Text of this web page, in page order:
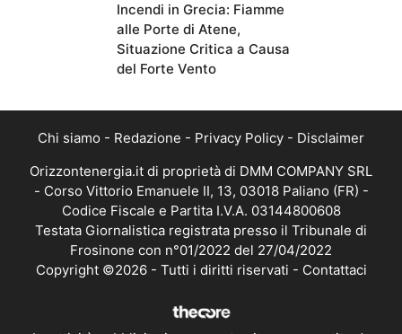
Incendi in Grecia: Fiamme
alle Porte di Atene,
Situazione Critica a Causa
del Forte Vento
Chi siamo - Redazione - Privacy Policy - Disclaimer
Orizzontenergia.it di proprietà di DMM COMPANY SRL
- Corso Vittorio Emanuele II, 13, 03018 Paliano (FR) -
Codice Fiscale e Partita I.V.A. 03144800608
Testata Giornalistica registrata presso il Tribunale di
Frosinone con n°01/2022 del 27/04/2022
Copyright ©2026 - Tutti i diritti riservati - Contattaci